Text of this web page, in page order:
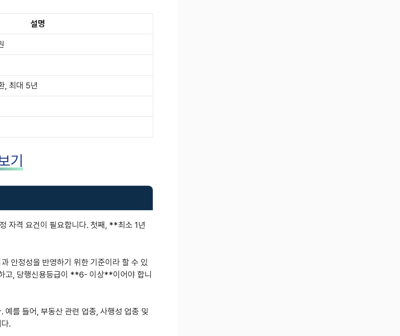
설명
, 최대 5년
기
자격 요건이 필요합니다. 첫째, **최소 1년
안정성을 반영하기 위한 기준이라 할 수 있
고, 당행신용등급이 **6- 이상**이어야 합니
예를 들어, 부동산 관련 업종, 사행성 업종 및
.